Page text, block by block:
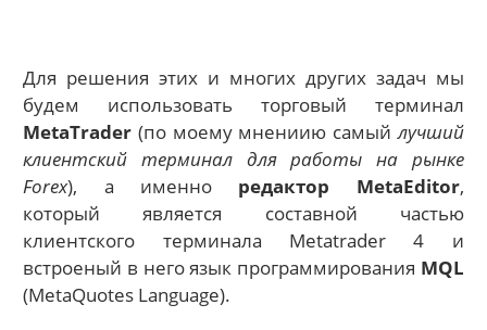
Для решения этих и многих других задач мы
будем использовать торговый терминал
MetaTrader (по моему мнениию самыйлучший
клиентский терминал для работы на рынке
Forex), а именно редактор MetaEditor,
который является составной частью
клиентского терминала Metatrader 4 и
встроеный в него язык программирования MQL
(MetaQuotes Language).